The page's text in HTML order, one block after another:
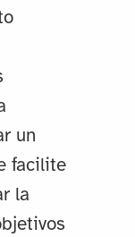
un
facilite
la